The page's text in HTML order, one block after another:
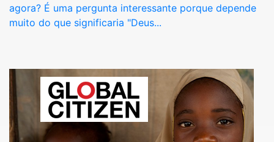
agora? É uma pergunta interessante porque depende
muito do que significaria "Deus...